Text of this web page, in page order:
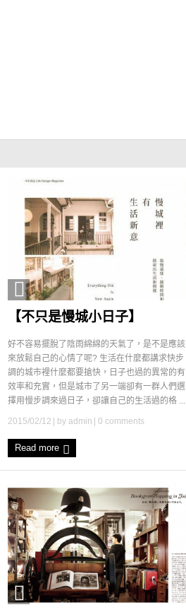
【不只是慢城小日子】
好不容易擺脫了陰雨綿綿的天氣了，是不是應該
來放鬆自己的心情了呢? 生活在什麼都講求快步
調的城市裡什麼都要搶快，日子也過的異常的有
效率和充實，但是城市了另一端卻有一群人們選
擇用慢步調來過日子，卻讓自己的生活過的格 ...
2015/02/12 | by admin 0 comments
Read more